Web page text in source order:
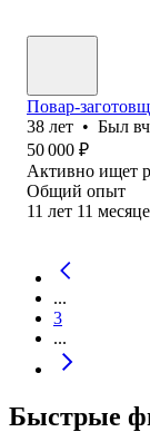
Повар-
38 лет • Был
50 000 ₽
Активно ищет
Общий опыт
11 лет 11
...
3
...
Быстрые